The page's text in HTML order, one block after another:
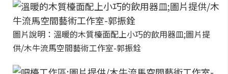
圖片說明：溫暖的木質檯面配上小巧的飲用器皿;圖片提
供/木牛流馬空間藝術工作室-郭振銓